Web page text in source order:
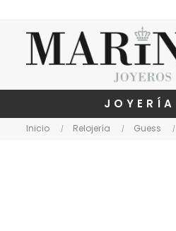
JOYERÍA
Inicio Relojería Guess